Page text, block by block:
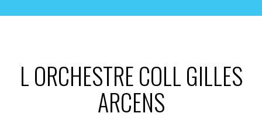
L ORCHESTRE COLL GILLES
ARCENS